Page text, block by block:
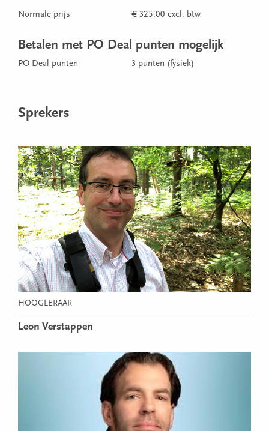
Normale prijs € 325,00 excl. btw
Betalen met PO Deal punten mogelijk
PO Deal punten 3 punten (fysiek)
Sprekers
HOOGLERAAR
Leon Verstappen